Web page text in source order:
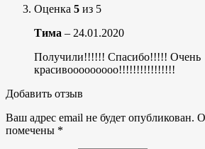
Оценка 5 из 5
Тима – 24.01.2020
Получили!!!!!! Спасибо!!!!! Очень
красивооооооооо!!!!!!!!!!!!!!!!
Добавить отзыв
Ваш адрес email не будет опубликован.
помечены *